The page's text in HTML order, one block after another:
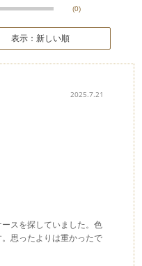
(0)
表示：新しい順
2025.7.21
スを探していました。色
思ったよりは重かったで